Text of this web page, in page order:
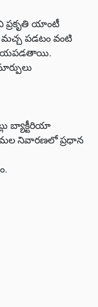
యాంటీ
మచ్చ పడటం వంటి
బ్యాక్టీరియా
నివారణలో ప్రధాన